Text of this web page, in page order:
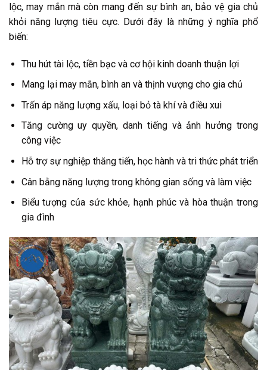
lộc, may mắn mà còn mang đến sự bình an, bảo vệ gia chủ
khỏi năng lượng tiêu cực. Dưới đây là những ý nghĩa phổ
biến:
Thu hút tài lộc, tiền bạc và cơ hội kinh doanh thuận lợi
Mang lại may mắn, bình an và thịnh vượng cho gia chủ
Trấn áp năng lượng xấu, loại bỏ tà khí và điều xui
Tăng cường uy quyền, danh tiếng và ảnh hưởng trong
công việc
Hỗ trợ sự nghiệp thăng tiến, học hành và tri thức phát triển
Cân bằng năng lượng trong không gian sống và làm việc
Biểu tượng của sức khỏe, hạnh phúc và hòa thuận trong
gia đình